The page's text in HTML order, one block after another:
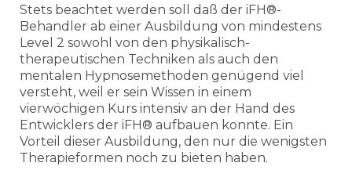
Stets beachtet werden soll daß der iFH®-
Behandler ab einer Ausbildung von mindestens
Level 2 sowohl von den physikalisch-
therapeutischen Techniken als auch den
mentalen Hypnosemethoden genügend viel
versteht, weil er sein Wissen in einem
vierwöchigen Kurs intensiv an der Hand des
Entwicklers der iFH® aufbauen konnte. Ein
Vorteil dieser Ausbildung, den nur die wenigsten
Therapieformen noch zu bieten haben.